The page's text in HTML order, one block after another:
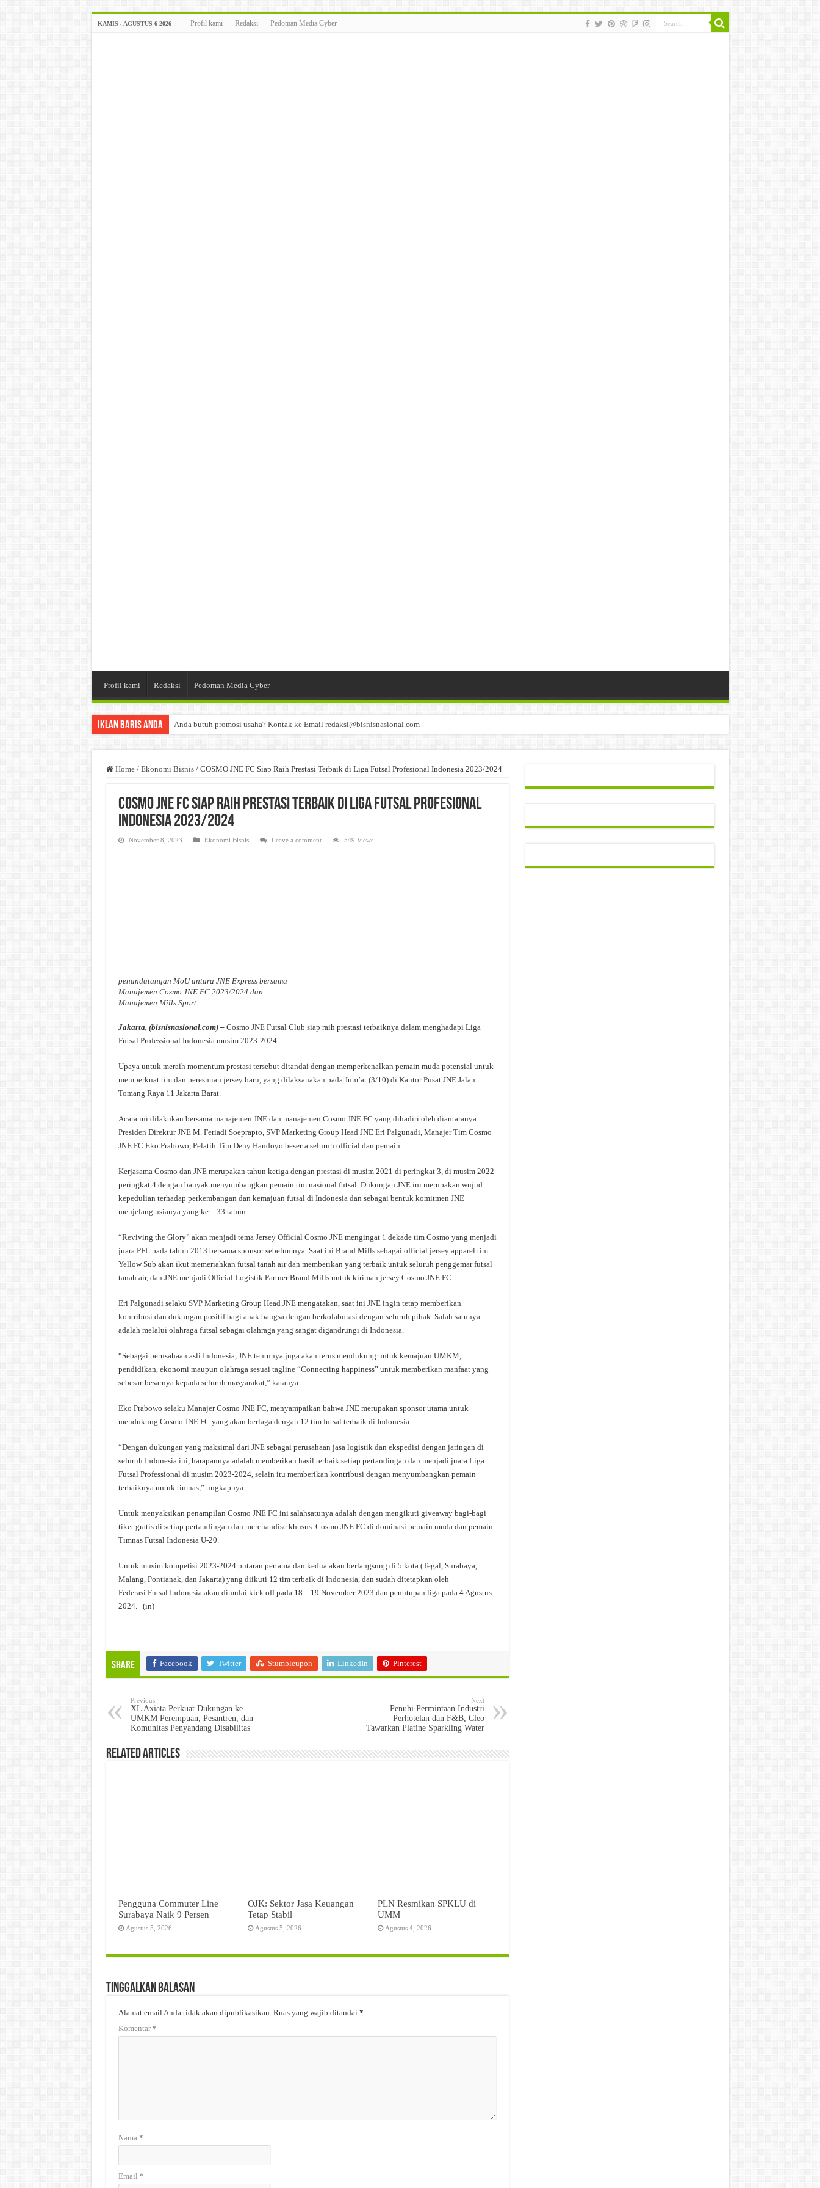
KAMIS , AGUSTUS 6 2026 Profil kami Redaksi Pedoman Media Cyber
Profil kami Redaksi Pedoman Media Cyber
Iklan Baris Anda Anda butuh promosi usaha? Kontak ke Email redaksi@bisnisnasional.com
Home / Ekonomi Bisnis / COSMO JNE FC Siap Raih Prestasi Terbaik di Liga Futsal Profesional Indonesia 2023/2024
COSMO JNE FC Siap Raih Prestasi Terbaik di Liga Futsal Profesional
Indonesia 2023/2024
November 8, 2023 Ekonomi Bisnis Leave a comment 549 Views
penandatangan MoU antara JNE Express bersama
Manajemen Cosmo JNE FC 2023/2024 dan
Manajemen Mills Sport
Jakarta, (bisnisnasional.com) – Cosmo JNE Futsal Club siap raih prestasi terbaiknya dalam menghadapi Liga
Futsal Professional Indonesia musim 2023-2024.
Upaya untuk meraih momentum prestasi tersebut ditandai dengan memperkenalkan pemain muda potensial untuk
memperkuat tim dan peresmian jersey baru, yang dilaksanakan pada Jum’at (3/10) di Kantor Pusat JNE Jalan
Tomang Raya 11 Jakarta Barat.
Acara ini dilakukan bersama manajemen JNE dan manajemen Cosmo JNE FC yang dihadiri oleh diantaranya
Presiden Direktur JNE M. Feriadi Soeprapto, SVP Marketing Group Head JNE Eri Palgunadi, Manajer Tim Cosmo
JNE FC Eko Prabowo, Pelatih Tim Deny Handoyo beserta seluruh official dan pemain.
Kerjasama Cosmo dan JNE merupakan tahun ketiga dengan prestasi di musim 2021 di peringkat 3, di musim 2022
peringkat 4 dengan banyak menyumbangkan pemain tim nasional futsal. Dukungan JNE ini merupakan wujud
kepedulian terhadap perkembangan dan kemajuan futsal di Indonesia dan sebagai bentuk komitmen JNE
menjelang usianya yang ke – 33 tahun.
“Reviving the Glory” akan menjadi tema Jersey Official Cosmo JNE mengingat 1 dekade tim Cosmo yang menjadi
juara PFL pada tahun 2013 bersama sponsor sebelumnya. Saat ini Brand Mills sebagai official jersey apparel tim
Yellow Sub akan ikut memeriahkan futsal tanah air dan memberikan yang terbaik untuk seluruh penggemar futsal
tanah air, dan JNE menjadi Official Logistik Partner Brand Mills untuk kiriman jersey Cosmo JNE FC.
Eri Palgunadi selaku SVP Marketing Group Head JNE mengatakan, saat ini JNE ingin tetap memberikan
kontribusi dan dukungan positif bagi anak bangsa dengan berkolaborasi dengan seluruh pihak. Salah satunya
adalah melalui olahraga futsal sebagai olahraga yang sangat digandrungi di Indonesia.
“Sebagai perusahaan asli Indonesia, JNE tentunya juga akan terus mendukung untuk kemajuan UMKM,
pendidikan, ekonomi maupun olahraga sesuai tagline “Connecting happiness” untuk memberikan manfaat yang
sebesar-besarnya kepada seluruh masyarakat,” katanya.
Eko Prabowo selaku Manajer Cosmo JNE FC, menyampaikan bahwa JNE merupakan sponsor utama untuk
mendukung Cosmo JNE FC yang akan berlaga dengan 12 tim futsal terbaik di Indonesia.
“Dengan dukungan yang maksimal dari JNE sebagai perusahaan jasa logistik dan ekspedisi dengan jaringan di
seluruh Indonesia ini, harapannya adalah memberikan hasil terbaik setiap pertandingan dan menjadi juara Liga
Futsal Professional di musim 2023-2024, selain itu memberikan kontribusi dengan menyumbangkan pemain
terbaiknya untuk timnas,” ungkapnya.
Untuk menyaksikan penampilan Cosmo JNE FC ini salahsatunya adalah dengan mengikuti giveaway bagi-bagi
tiket gratis di setiap pertandingan dan merchandise khusus. Cosmo JNE FC di dominasi pemain muda dan pemain
Timnas Futsal Indonesia U-20.
Untuk musim kompetisi 2023-2024 putaran pertama dan kedua akan berlangsung di 5 kota (Tegal, Surabaya,
Malang, Pontianak, dan Jakarta) yang diikuti 12 tim terbaik di Indonesia, dan sudah ditetapkan oleh
Federasi Futsal Indonesia akan dimulai kick off pada 18 – 19 November 2023 dan penutupan liga pada 4 Agustus
2024. (in)
Share Facebook Twitter Stumbleupon LinkedIn Pinterest
Previous
XL Axiata Perkuat Dukungan ke
UMKM Perempuan, Pesantren, dan
Komunitas Penyandang Disabilitas
Next
Penuhi Permintaan Industri
Perhotelan dan F&B, Cleo
Tawarkan Platine Sparkling Water
Related Articles
Pengguna Commuter Line
Surabaya Naik 9 Persen
Agustus 5, 2026
OJK: Sektor Jasa Keuangan
Tetap Stabil
Agustus 5, 2026
PLN Resmikan SPKLU di
UMM
Agustus 4, 2026
Tinggalkan Balasan
Alamat email Anda tidak akan dipublikasikan. Ruas yang wajib ditandai *
Komentar*
Nama *
Email *